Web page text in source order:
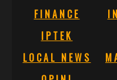
FINANCE
IPTEK
LOCAL NEWS